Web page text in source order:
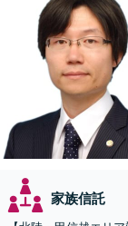
家族信託